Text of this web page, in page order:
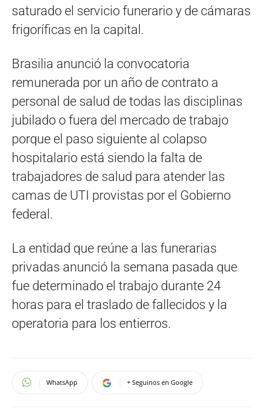
saturado el servicio funerario y de cámaras
frigoríficas en la capital.
Brasilia anunció la convocatoria
remunerada por un año de contrato a
personal de salud de todas las disciplinas
jubilado o fuera del mercado de trabajo
porque el paso siguiente al colapso
hospitalario está siendo la falta de
trabajadores de salud para atender las
camas de UTI provistas por el Gobierno
federal.
La entidad que reúne a las funerarias
privadas anunció la semana pasada que
fue determinado el trabajo durante 24
horas para el traslado de fallecidos y la
operatoria para los entierros.
WhatsApp + Seguinos en Google